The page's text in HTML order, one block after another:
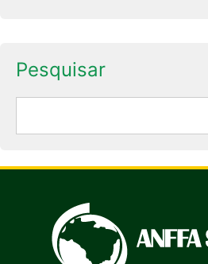
Pesquisar